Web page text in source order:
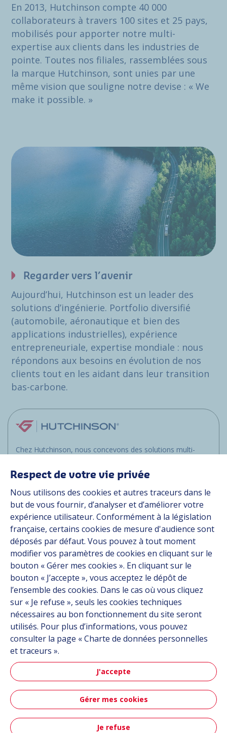
En 2013, Hutchinson compte 40 000
collaborateurs à travers 100 sites et 25 pays,
mobilisés pour apporter notre multi-
expertise aux clients dans les industries de
pointe. Toutes nos filiales, rassemblées sous
la marque Hutchinson, sont unies par une
même vision que souligne notre devise : « We
make it possible. »
Regarder vers l’avenir
Aujourd’hui, Hutchinson est un leader des
solutions d’ingénierie. Portfolio diversifié
(automobile, aéronautique et bien des
applications industrielles), expérience
entrepreneuriale, expertise mondiale : nous
répondons aux besoins en évolution de nos
clients tout en les aidant dans leur transition
bas-carbone.
Chez Hutchinson, nous concevons des solutions multi-
environnements les plus exigeants, que ce soit sur terre,
dans les airs ou en mer.
Site map
Industries
Durabilité
Média
Carrière
Groupe
Fournisseurs
Documentation
Contact
Follow us
LinkedIn
Respect de votre vie privée
Nous utilisons des cookies et autres traceurs dans le
but de vous fournir, d’analyser et d’améliorer votre
expérience utilisateur. Conformément à la législation
française, certains cookies de mesure d'audience sont
déposés par défaut. Vous pouvez à tout moment
modifier vos paramètres de cookies en cliquant sur le
bouton « Gérer mes cookies ». En cliquant sur le
bouton « J’accepte », vous acceptez le dépôt de
l’ensemble des cookies. Dans le cas où vous cliquez
sur « Je refuse », seuls les cookies techniques
nécessaires au bon fonctionnement du site seront
utilisés. Pour plus d’informations, vous pouvez
consulter la page « Charte de données personnelles
et traceurs ».
J'accepte
Gérer mes cookies
Je refuse